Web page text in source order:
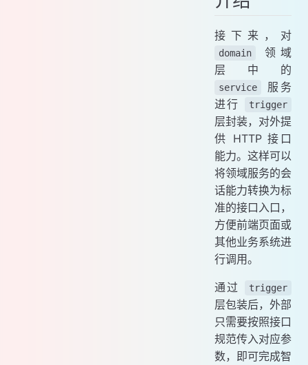
2. 功能实现
四、测试验证
接下来，对
domain
领域
层中的
service
服务
进行
trigger
层封装，对外提
供 HTTP 接口
能力。这样可以
将领域服务的会
话能力转换为标
准的接口入口，
方便前端页面或
其他业务系统进
行调用。
通过 trigger
层包装后，外部
只需要按照接口
规范传入对应参
数，即可完成智